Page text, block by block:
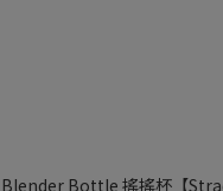
Blender Bottle 搖搖杯【